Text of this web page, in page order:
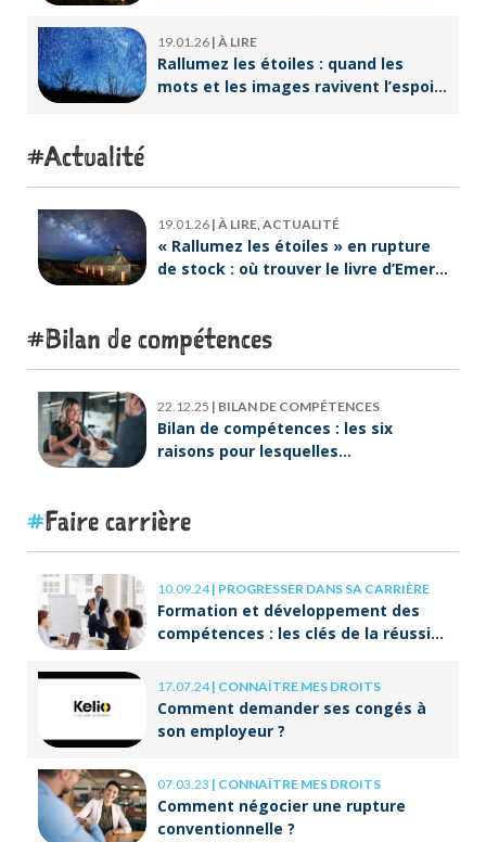
19.01.26 | À LIRE
Rallumez les étoiles : quand les
mots et les images ravivent l’espoir
Actualité
19.01.26 | À LIRE, ACTUALITÉ
« Rallumez les étoiles » en rupture
de stock : où trouver le livre d’Emeric
Bilan de compétences
22.12.25 | BILAN DE COMPÉTENCES
Bilan de compétences : les six
raisons pour lesquelles
Faire carrière
10.09.24| PROGRESSER DANS SA CARRIÈRE
Formation et développement des
compétences : les clés de la réussite
17.07.24| CONNAÎTRE MES DROITS
Comment demander ses congés à
son employeur ?
07.03.23 | CONNAÎTRE MES DROITS
Comment négocier une rupture
conventionnelle ?